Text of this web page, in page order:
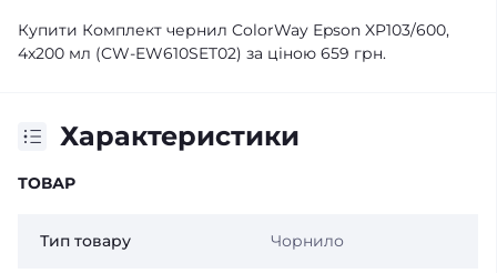
Купити Комплект чернил ColorWay Epson XP103/600,
4x200 мл (CW-EW610SET02) за ціною 659 грн.
Характеристики
ТОВАР
Тип товару Чорнило